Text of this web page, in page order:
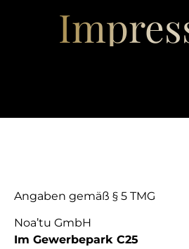
Angaben gemäß § 5 TMG
Noa’tu GmbH
Im Gewerbepark C25